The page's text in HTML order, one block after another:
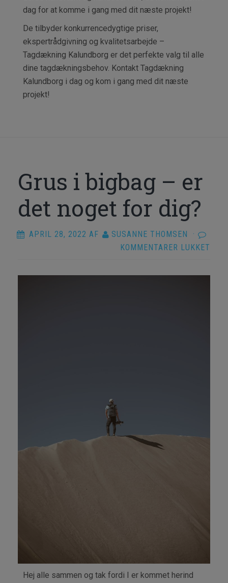
dag for at komme i gang med dit næste projekt!
De tilbyder konkurrencedygtige priser,
ekspertrådgivning og kvalitetsarbejde –
Tagdækning Kalundborg er det perfekte valg til alle
dine tagdækningsbehov. Kontakt Tagdækning
Kalundborg i dag og kom i gang med dit næste
projekt!
Grus i bigbag – er
det noget for dig?
APRIL 28, 2022 AF SUSANNE THOMSEN
·
KOMMENTARER LUKKET
I
Hej alle sammen og tak fordi I er kommet herind